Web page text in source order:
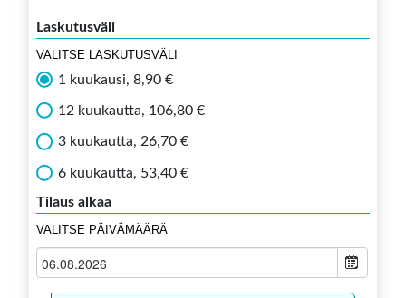
Laskutusväli
VALITSE LASKUTUSVÄLI
1 kuukausi, 8,90 €
12 kuukautta, 106,80 €
3 kuukautta, 26,70 €
6 kuukautta, 53,40 €
Tilaus alkaa
VALITSE PÄIVÄMÄÄRÄ